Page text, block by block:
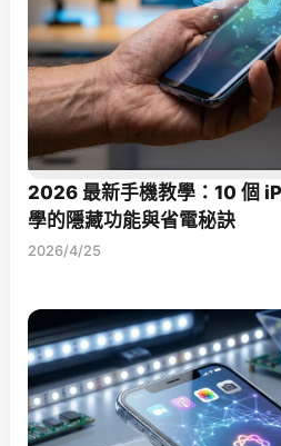
2026 最新手機教學：10 個
學的隱藏功能與省電秘訣
2026/4/25